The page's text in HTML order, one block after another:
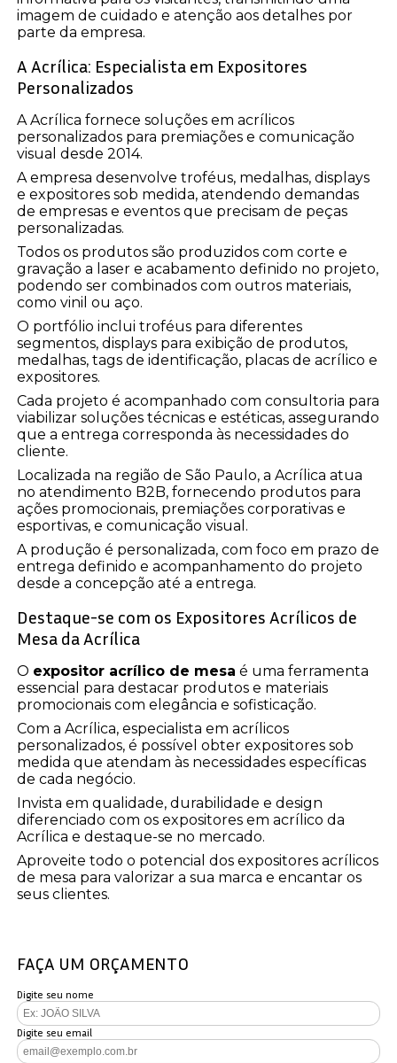
imagem de cuidado e atenção aos detalhes por
parte da empresa.
A Acrílica: Especialista em Expositores
Personalizados
A Acrílica fornece soluções em acrílicos
personalizados para premiações e comunicação
visual desde 2014.
A empresa desenvolve troféus, medalhas, displays
e expositores sob medida, atendendo demandas
de empresas e eventos que precisam de peças
personalizadas.
Todos os produtos são produzidos com corte e
gravação a laser e acabamento definido no projeto,
podendo ser combinados com outros materiais,
como vinil ou aço.
O portfólio inclui troféus para diferentes
segmentos, displays para exibição de produtos,
medalhas, tags de identificação, placas de acrílico e
expositores.
Cada projeto é acompanhado com consultoria para
viabilizar soluções técnicas e estéticas, assegurando
que a entrega corresponda às necessidades do
cliente.
Localizada na região de São Paulo, a Acrílica atua
no atendimento B2B, fornecendo produtos para
ações promocionais, premiações corporativas e
esportivas, e comunicação visual.
A produção é personalizada, com foco em prazo de
entrega definido e acompanhamento do projeto
desde a concepção até a entrega.
Destaque-se com os Expositores Acrílicos de
Mesa da Acrílica
O expositor acrílico de mesa é uma ferramenta
essencial para destacar produtos e materiais
promocionais com elegância e sofisticação.
Com a Acrílica, especialista em acrílicos
personalizados, é possível obter expositores sob
medida que atendam às necessidades específicas
de cada negócio.
Invista em qualidade, durabilidade e design
diferenciado com os expositores em acrílico da
Acrílica e destaque-se no mercado.
Aproveite todo o potencial dos expositores acrílicos
de mesa para valorizar a sua marca e encantar os
seus clientes.
FAÇA UM ORÇAMENTO
Digite seu nome
Digite seu email